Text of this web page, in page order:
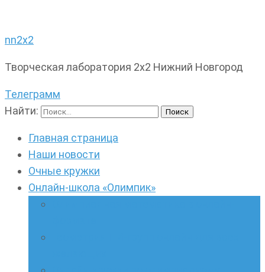
nn2x2
Творческая лаборатория 2х2 Нижний Новгород
Телеграмм
Найти:
Главная страница
Наши новости
Очные кружки
Онлайн-школа «Олимпик»